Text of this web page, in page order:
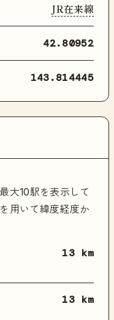
JR在来線
42.80952
143.814445
大10駅を表示して
用いて緯度経度か
13 km
13 km